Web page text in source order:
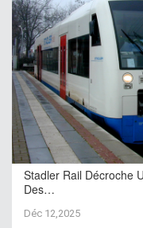
Stadler Rail Décroche
Des…
Déc 12,2025